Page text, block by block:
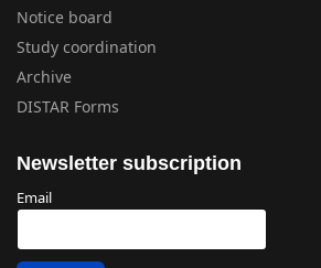
Notice board
Study coordination
Archive
DISTAR Forms
Newsletter subscription
Email